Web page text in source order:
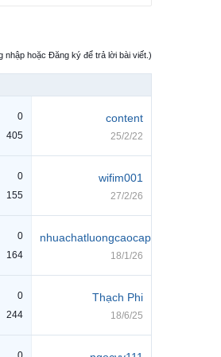
nhập hoặc Đăng ký để trả lời bài viết.)
0
405
content
25/2/22
0
155
wifim001
27/2/26
0
164
nhuachatluongcaocap
18/1/26
0
244
Thạch Phi
18/6/25